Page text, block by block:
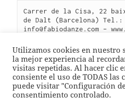
Carrer de la Cisa, 22
de Dalt (Barcelona) Tel.:
info@fabiodanze.com –
Publicado
el
junio 7, 2019 Categorías
Termoformado
ciclismo,Fabricante protección
termoconformado,Maquinaria
Deja un comentarioen Dual Press,
Utilizamos cookies en nuestro
la mejor experiencia al
visitas repetidas. Al hacer clic
consiente el uso de TODAS las
puede visitar "Configuración
consentimiento controlado.